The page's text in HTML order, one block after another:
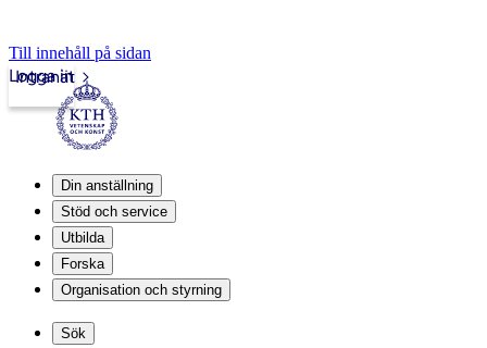
Till innehåll på sidan
Intranät
Logga in
Din anställning
Stöd och service
Utbilda
Forska
Organisation och styrning
Sök